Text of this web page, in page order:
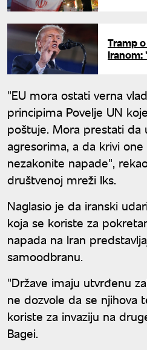
Tramp
Iranom:
"EU mora ostati verna
principima Povelje UN
poštuje. Mora prestati da
agresorima, a da krivi
nezakonite napade",
društvenoj mreži Iks.
Naglasio je da iranski
koja se koriste za
napada na Iran
samoodbranu.
"Države imaju utvrđenu
ne dozvole da se njihova
koriste za invaziju na
Bagei.